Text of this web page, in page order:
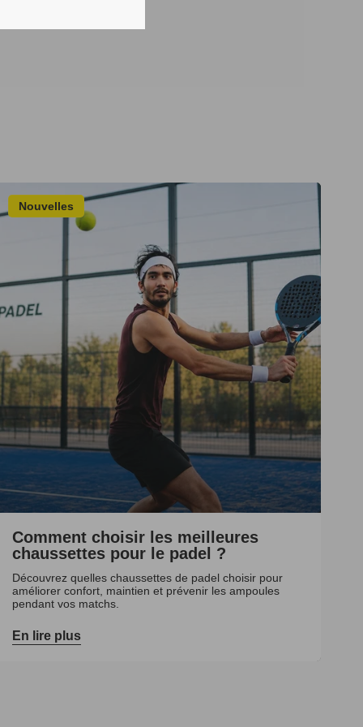
Nouvelles
Comment choisir les meilleures
chaussettes pour le padel ?
Découvrez quelles chaussettes de padel choisir pour
améliorer confort, maintien et prévenir les ampoules
pendant vos matchs.
En lire plus